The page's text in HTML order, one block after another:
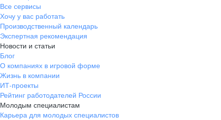
Все сервисы
Хочу у вас работать
Производственный календарь
Экспертная рекомендация
Новости и статьи
Блог
О компаниях в игровой форме
Жизнь в компании
ИТ-проекты
Рейтинг работодателей России
Молодым специалистам
Карьера для молодых специалистов